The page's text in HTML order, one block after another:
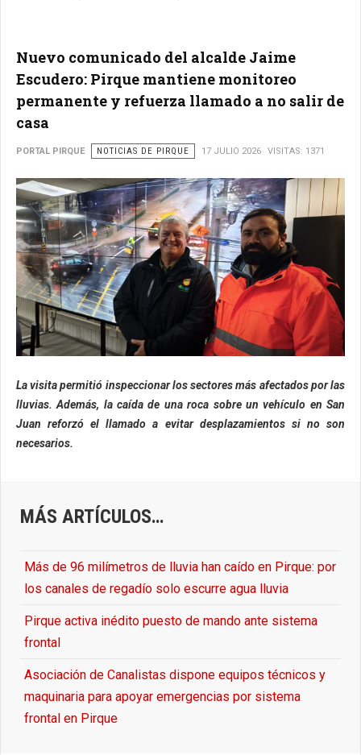
Nuevo comunicado del alcalde Jaime
Escudero: Pirque mantiene monitoreo
permanente y refuerza llamado a no salir de
casa
PORTAL PIRQUE NOTICIAS DE PIRQUE 17 JULIO 2026 VISITAS: 1371
La visita permitió inspeccionar los sectores más afectados por las
lluvias. Además, la caída de una roca sobre un vehículo en San
Juan reforzó el llamado a evitar desplazamientos si no son
necesarios.
MÁS ARTÍCULOS…
Más de 96 milímetros de lluvia han caído en Pirque: por
los canales de regadío solo escurre agua lluvia
Pirque activa inédito puesto de mando ante sistema
frontal
Asociación de Canalistas dispone equipos técnicos y
maquinaria para apoyar emergencias por sistema
frontal en Pirque